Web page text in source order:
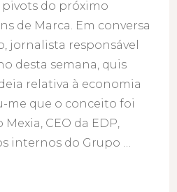
pivots do próximo
de Marca. Em conversa
jornalista responsável
desta semana, quis
relativa à economia
me que o conceito foi
CEO da EDP,
internos do Grupo …